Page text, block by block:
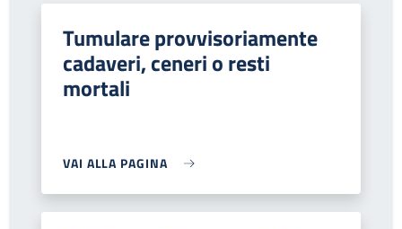
Tumulare provvisoriamente
cadaveri, ceneri o resti
mortali
VAI ALLA PAGINA